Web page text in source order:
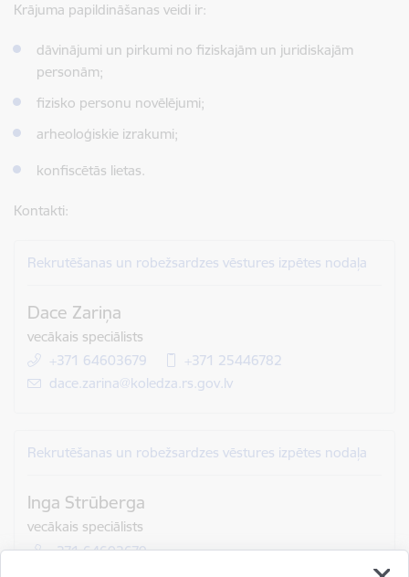
Krājuma papildināšanas veidi ir:
dāvinājumi un pirkumi no fiziskajām un juridiskajām
personām;
fizisko personu novēlējumi;
arheoloģiskie izrakumi;
konfiscētās lietas.
Kontakti:
Rekrutēšanas un robežsardzes vēstures izpētes nodaļa
Dace Zariņa
vecākais speciālists
+371 64603679
+371 25446782
E-pasts:
dace.zarina@koledza.rs.gov.lv
Rekrutēšanas un robežsardzes vēstures izpētes nodaļa
Inga Strūberga
vecākais speciālists
+371 64603679